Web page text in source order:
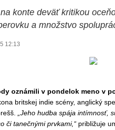
konte deväť kritikou
a množstvo
12:13
oznámili v pondelok meno v
britskej indie scény, anglický
„Jeho hudba spája intímnosť,
či tanečnými prvkami,“ približuje